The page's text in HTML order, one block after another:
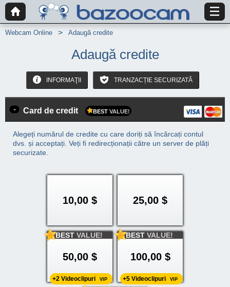
Webcam Online Adaugă credite
Adaugă credite
INFORMAŢII TRANZACȚIE SECURIZATĂ
- Card de credit BEST VALUE!
Alegeți numărul de credite cu care doriți să încărcați contul
dvs. și acceptați. Veți fi redirecționații către un server de plăți
securizate.
10,00 $ 25,00 $
BEST VALUE!
50,00 $
+2 Videoclipuri VIP
BEST VALUE!
100,00 $
+5 Videoclipuri VIP